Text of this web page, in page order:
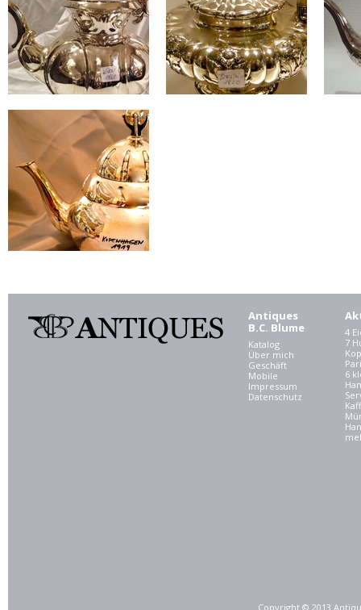
Antiques
B.C. Blume
Katalog
Über mich
Geschäft
Mobile
Impressum
Datenschutz
4
7
6
Copyright © 2013